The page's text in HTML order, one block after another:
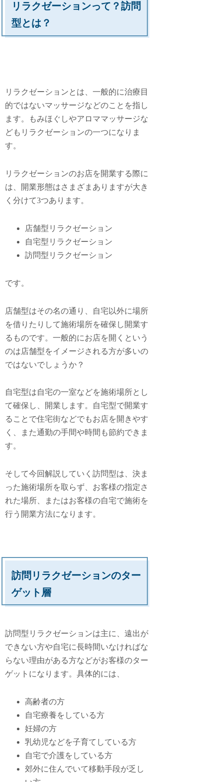
リラクゼーションって？訪問
型とは？
リラクゼーションとは、一般的に治療目
的ではないマッサージなどのことを指し
ます。もみほぐしやアロママッサージな
どもリラクゼーションの一つになりま
す。
リラクゼーションのお店を開業する際に
は、開業形態はさまざまありますが大き
く分けて3つあります。
店舗型リラクゼーション
自宅型リラクゼーション
訪問型リラクゼーション
です。
店舗型はその名の通り、自宅以外に場所
を借りたりして施術場所を確保し開業す
るものです。一般的にお店を開くという
のは店舗型をイメージされる方が多いの
ではないでしょうか？
自宅型は自宅の一室などを施術場所とし
て確保し、開業します。自宅型で開業す
ることで住宅街などでもお店を開きやす
く、また通勤の手間や時間も節約できま
す。
そして今回解説していく訪問型は、決ま
った施術場所を取らず、お客様の指定さ
れた場所、またはお客様の自宅で施術を
行う開業方法になります。
訪問リラクゼーションのター
ゲット層
訪問型リラクゼーションは主に、遠出が
できない方や自宅に長時間いなければな
らない理由がある方などがお客様のター
ゲットになります。具体的には、
高齢者の方
自宅療養をしている方
妊婦の方
乳幼児などを子育てしている方
自宅で介護をしている方
郊外に住んでいて移動手段が乏し